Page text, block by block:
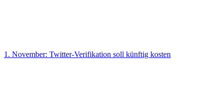
1. November: Twitter-Verifikation soll künftig kosten